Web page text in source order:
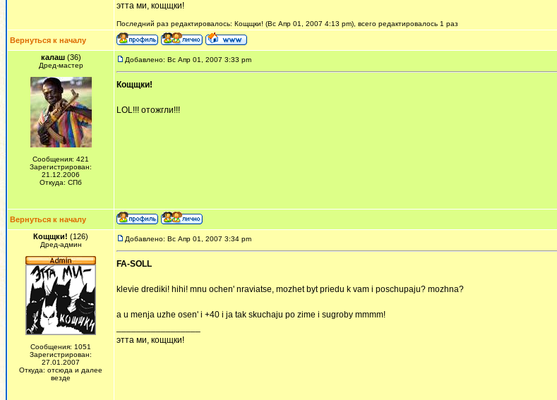
этта ми, кощщки!
Последний раз редактировалось: Кощщки! (Вс Апр 01, 2007 4:13 pm), всего редактировалось 1 раз
Вернуться к началу
калаш(36)
Дред-мастер
Сообщения: 421
Зарегистрирован:
21.12.2006
Откуда: СПб
Добавлено: Вс Апр 01, 2007 3:33 pm
Кощщки!
LOL!!! отожгли!!!
Вернуться к началу
Кощщки! (126)
Дред-админ
Сообщения: 1051
Зарегистрирован:
27.01.2007
Откуда: отсюда и далее
везде
Добавлено: Вс Апр 01, 2007 3:34 pm
FA-SOLL
klevie drediki! hihi! mnu ochen' nraviatse, mozhet byt priedu k vam i poschupaju? mozhna?
a u menja uzhe osen' i +40 i ja tak skuchaju po zime i sugroby mmmm!
этта ми, кощщки!